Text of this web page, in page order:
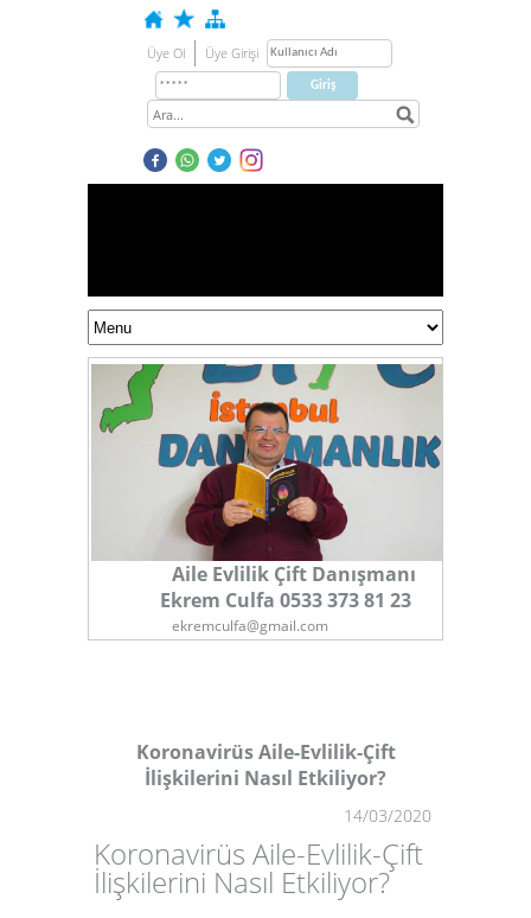
Üye Ol Üye Girişi
Aile Evlilik Çift Danışmanı
Ekrem Culfa 0533 373 81 23
ekremculfa@gmail.com
Koronavirüs Aile-Evlilik-Çift
İlişkilerini Nasıl Etkiliyor?
14/03/2020
Koronavirüs Aile-Evlilik-Çift
İlişkilerini Nasıl Etkiliyor?